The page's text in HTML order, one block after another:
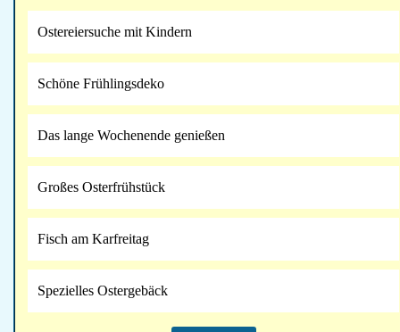
Ostereiersuche mit Kindern
Schöne Frühlingsdeko
Das lange Wochenende genießen
Großes Osterfrühstück
Fisch am Karfreitag
Spezielles Ostergebäck